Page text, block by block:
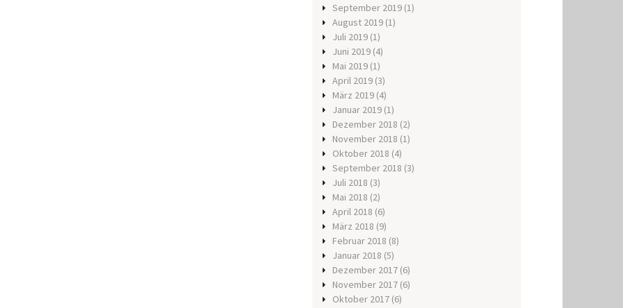
September 2019 (1)
August 2019 (1)
Juli 2019 (1)
Juni 2019 (4)
Mai 2019 (1)
April 2019 (3)
März 2019 (4)
Januar 2019 (1)
Dezember 2018 (2)
November 2018 (1)
Oktober 2018 (4)
September 2018 (3)
Juli 2018 (3)
Mai 2018 (2)
April 2018 (6)
März 2018 (9)
Februar 2018 (8)
Januar 2018 (5)
Dezember 2017 (6)
November 2017 (6)
Oktober 2017 (6)